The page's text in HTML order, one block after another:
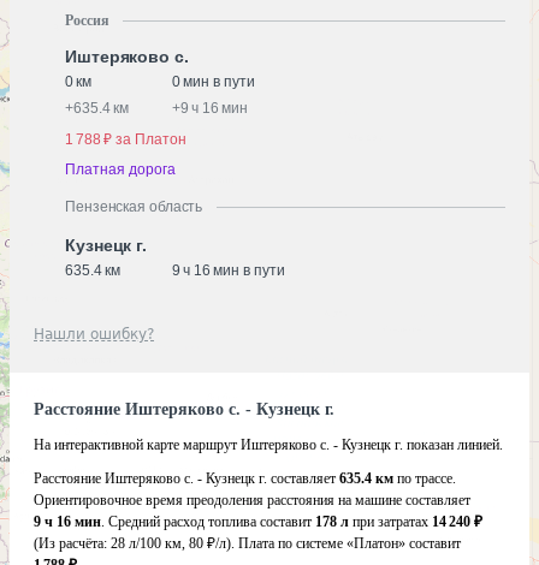
Россия
Иштеряково с.
0 км
0 мин в пути
+635.4 км +9 ч 16 мин
1 788 ₽ за Платон
Платная дорога
Пензенская область
Кузнецк г.
635.4 км 9 ч 16 мин в пути
Нашли ошибку?
Расстояние Иштеряково с. - Кузнецк г.
На интерактивной карте маршрут Иштеряково с. - Кузнецк г. показан линией.
Расстояние Иштеряково с. - Кузнецк г. составляет 635.4 км по трассе.
Ориентировочное время преодоления расстояния на машине составляет
9 ч 16 мин. Средний расход топлива составит 178 л при затратах 14 240 ₽
(Из расчёта: 28 л/100 км, 80 ₽/л). Плата по системе «Платон» составит